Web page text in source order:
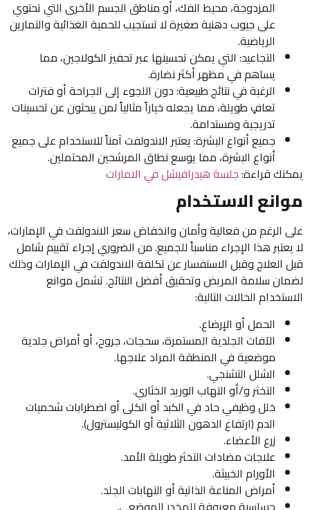
المزدوجة، محيط الفك، أو مناطق الجسم الأخرى التي تحتوي
على جيوب دهنية صغيرة لا تستجيب للحمية الغذائية والتمارين
الرياضية.
التجاعيد: التي يمكن تحسينها عبر تحفيز الكولاجين، مما
يساهم في مظهر أكثر نضارة.
الرغبة في نتائج طبيعية: دون اللجوء إلى الجراحة أو فترات
تعافٍ طويلة، مما يجعله خياراً مثالياً لمن يبحثون عن تحسينات
تدريجية ومستدامة.
جميع أنواع البشرة: يعتبر الاندولفت آمناً للاستخدام على جميع
أنواع البشرة، مما يوسع نطاق المرشحين المحتملين.
يمكنك قراءة:جلسة هيدرافيشل في الامارات
موانع الاستخدام
على الرغم من فعالية وأمان وانخفاض سعر الاندولفت في الإمارات،
لا يعتبر هذا الإجراء مناسباً للجميع. من الضروري إجراء تقييم شامل
قبل العلاج وقبل الاستفسار عن تكلفة الاندولفت في الإمارات وذلك
لضمان سلامة المريض وتحقيق أفضل النتائج. تشمل موانع
الاستخدام الحالات التالية:
الحمل أو الإرضاع.
الآفات الجلدية المستمرة، سحجات، جروح، أو أمراض جلدية
موضعية في المنطقة المراد علاجها.
الشلل التشنجي.
التخثر و/أو التهاب الوريد الخثاري.
خلل وظيفي حاد في الكبد أو الكلى أو اضطرابات شحميات
الدم (ارتفاع الدهون الثلاثية أو الكوليسترول).
زرع الأعضاء.
علاجات مضادات التخثر طويلة الأمد.
الأورام الخبيثة.
أمراض المناعة الذاتية أو التهابات الجلد.